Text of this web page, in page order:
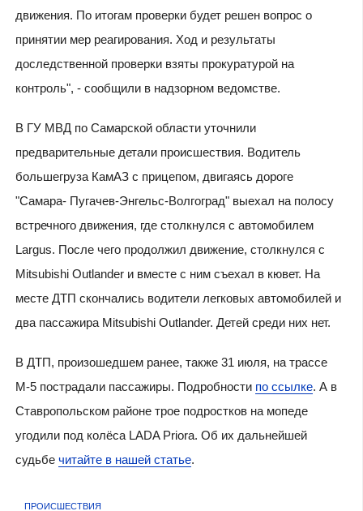
движения. По итогам проверки будет решен вопрос о
принятии мер реагирования. Ход и результаты
доследственной проверки взяты прокуратурой на
контроль", - сообщили в надзорном ведомстве.
В ГУ МВД по Самарской области уточнили
предварительные детали происшествия. Водитель
большегруза КамАЗ с прицепом, двигаясь дороге
"Самара- Пугачев-Энгельс-Волгоград" выехал на полосу
встречного движения, где столкнулся с автомобилем
Largus. После чего продолжил движение, столкнулся с
Mitsubishi Outlander и вместе с ним съехал в кювет. На
месте ДТП скончались водители легковых автомобилей и
два пассажира Mitsubishi Outlander. Детей среди них нет.
В ДТП, произошедшем ранее, также 31 июля, на трассе
М-5 пострадали пассажиры. Подробности по ссылке. А в
Ставропольском районе трое подростков на мопеде
угодили под колёса LADA Priora. Об их дальнейшей
судьбе читайте в нашей статье.
ПРОИСШЕСТВИЯ